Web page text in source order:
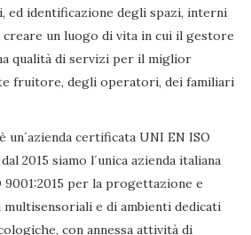
ed identificazione degli spazi, interni
un luogo di vita in cui il gestore
qualità di servizi per il miglior
fruitore, degli operatori, dei familiari
un´azienda certificata UNI EN ISO
2015 siamo l´unica azienda italiana
per la progettazione e
e di ambienti dedicati
con annessa attività di